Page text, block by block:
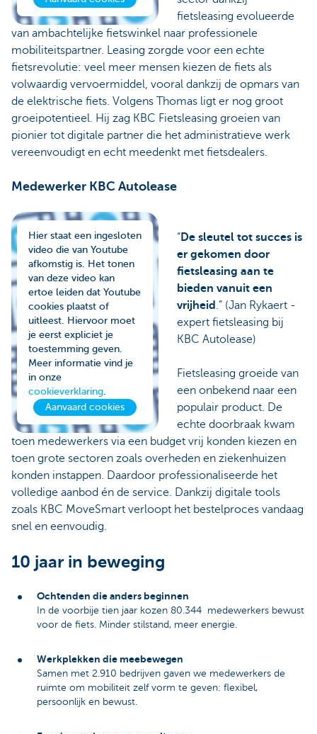
fietsleasing evolueerde
van ambachtelijke fietswinkel naar professionele
mobiliteitspartner. Leasing zorgde voor een echte
fietsrevolutie: veel meer mensen kiezen de fiets als
volwaardig vervoermiddel, vooral dankzij de opmars van
de elektrische fiets. Volgens Thomas ligt er nog groot
groeipotentieel. Hij zag KBC Fietsleasing groeien van
pionier tot digitale partner die het administratieve werk
vereenvoudigt en echt meedenkt met fietsdealers.
Medewerker KBC Autolease
Hier staat een ingesloten
video die van Youtube
afkomstig is. Het tonen
van deze video kan
ertoe leiden dat Youtube
cookies plaatst of
uitleest. Hiervoor moet
je eerst expliciet je
toestemming geven.
Meer informatie vind je
in onze
cookieverklaring.
Aanvaard cookies
“De sleutel tot succes is
er gekomen door
fietsleasing aan te
bieden vanuit een
vrijheid .” (Jan Rykaert -
expert fietsleasing bij
KBC Autolease)
Fietsleasing groeide van
een onbekend naar een
populair product. De
echte doorbraak kwam
toen medewerkers via een budget vrij konden kiezen en
toen grote sectoren zoals overheden en ziekenhuizen
konden instappen. Daardoor professionaliseerde het
volledige aanbod én de service. Dankzij digitale tools
zoals KBC MoveSmart verloopt het bestelproces vandaag
snel en eenvoudig.
10 jaar in beweging
Ochtenden die anders beginnen
In de voorbije tien jaar kozen 80.344 medewerkers bewust
voor de fiets. Minder stilstand, meer energie.
Werkplekken die meebewegen
Samen met 2.910 bedrijven gaven we medewerkers de
ruimte om mobiliteit zelf vorm te geven: flexibel,
persoonlijk en bewust.